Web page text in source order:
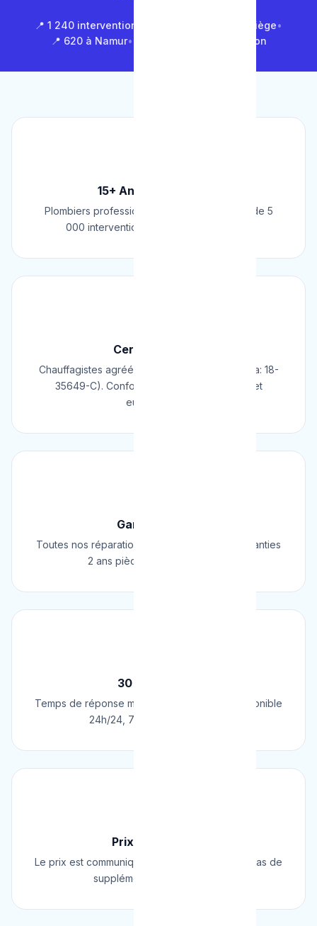
📍 1 240 interventions à Bruxelles 📍 850 à Liège•
📍 620 à Namur• 📍 1 430 en Brabant Wallon
15+ Ans d'Expérience
Plombiers professionnels depuis 2009. Plus de 5
000 interventions réussies en Belgique.
Certifié & Agréé
Chauffagistes agréés Cerga/Cedicol (N° Cerga: 18-
35649-C). Conformes aux normes belges et
européennes.
Garantie 2 Ans
Toutes nos réparations et installations sont garanties
2 ans pièces et main d'œuvre.
30 Min Chrono
Temps de réponse moyen de 30 minutes. Disponible
24h/24, 7j/7, 365 jours par an.
Prix Fixe Garanti
Le prix est communiqué AVANT l'intervention. Pas de
supplément surprise, jamais.